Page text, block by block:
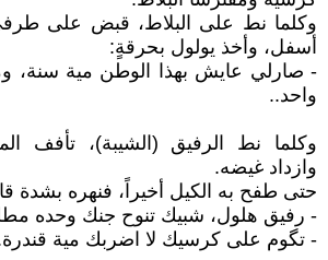
وكلما نط على البلاط، قبض على
أسفل، وأخذ يولول بحرقةٍ:
- صارلي عايش بهذا الوطن مية سنة،
واحد..
وكلما نط الرفيق (الشيبة)، تأفف
وازداد غيضه.
حتى طفح به الكيل أخيراً، فنهره بشدة
- رفيق هلول، شبيك تنوح جنك وحده
- تگوم على كرسيك لا اضربك مية